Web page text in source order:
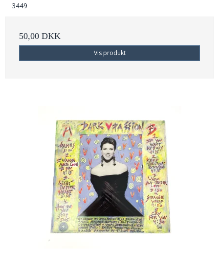
3449
50,00 DKK
Vis produkt